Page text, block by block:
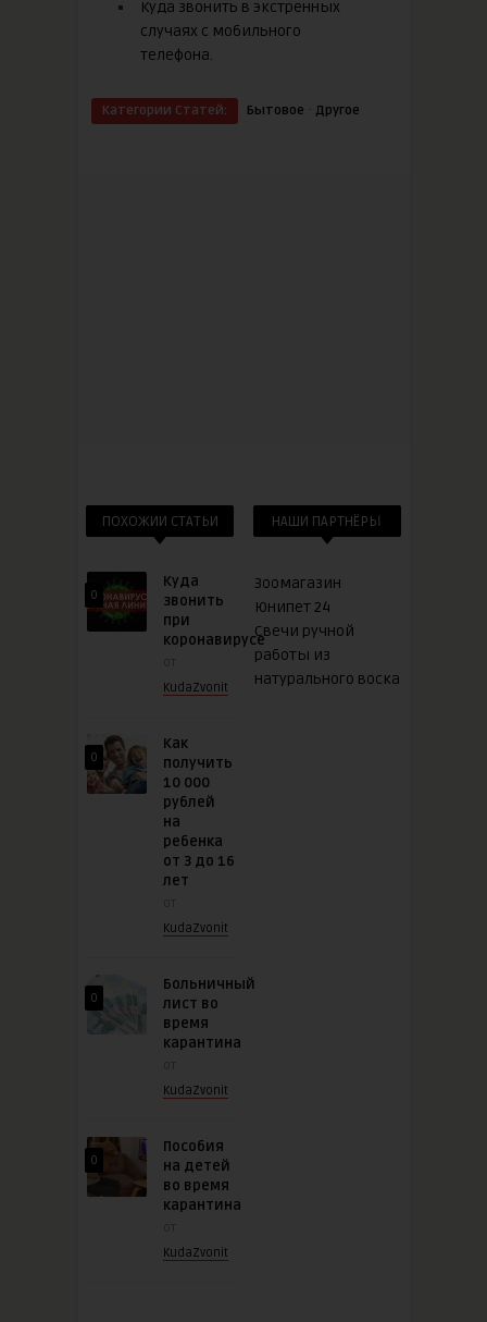
Куда звонить в экстренных
случаях с мобильного
телефона.
Категории Статей: Бытовое · Другое
ПОХОЖИИ СТАТЬИ
0
Куда
звонить
при
коронавирусе
KudaZvonit
0
Как
получить
10 000
рублей
на
ребенка
от 3 до 16
лет
KudaZvonit
0
Больничный
лист во
время
карантина
KudaZvonit
0
Пособия
на детей
во время
карантина
KudaZvonit
НАШИ ПАРТНЁРЫ
Зоомагазин
Юнипет 24
Свечи ручной
работы из
натурального воска